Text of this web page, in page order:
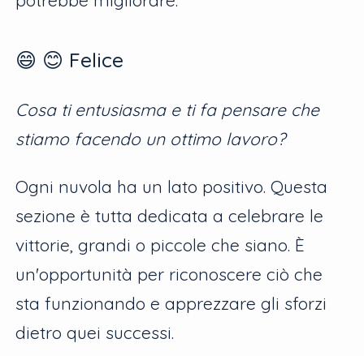
😄 😊 Felice
Cosa ti entusiasma e ti fa pensare che
stiamo facendo un ottimo lavoro?
Ogni nuvola ha un lato positivo. Questa
sezione è tutta dedicata a celebrare le
vittorie, grandi o piccole che siano. È
un'opportunità per riconoscere ciò che
sta funzionando e apprezzare gli sforzi
dietro quei successi.